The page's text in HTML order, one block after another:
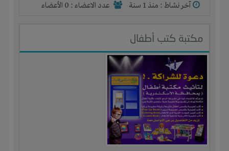
آخر نشاط : منذ 1 سنة عدد الاعضاء : 0 الأعضاء
مكتبة كتب أطفال